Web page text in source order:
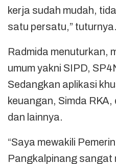
kerja sudah mudah,
satu persatu,” tuturnya.
Radmida menuturkan,
umum yakni SIPD,
Sedangkan aplikasi
keuangan, Simda
dan lainnya.
“Saya mewakili
Pangkalpinang sangat